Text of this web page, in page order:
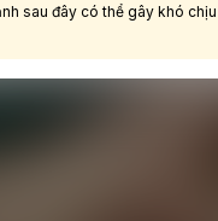
sau đây có thể gây khó